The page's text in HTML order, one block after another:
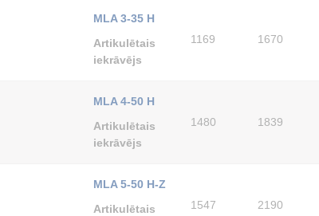
MLA 3-35 H
Artikulētais
iekrāvējs
1169 1670
MLA 4-50 H
Artikulētais
iekrāvējs
1480 1839
MLA 5-50 H-Z
Artikulētais
1547 2190